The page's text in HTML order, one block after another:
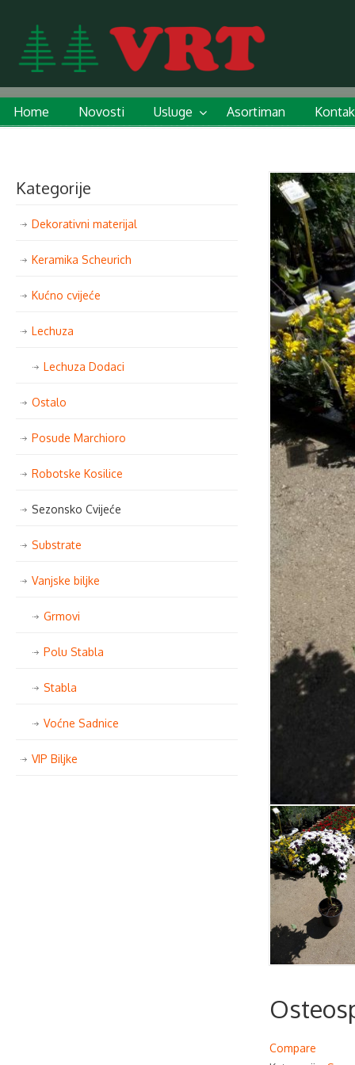
Home Novosti Usluge Asortiman
Compare
Kategorije
Dekorativni materijal
Keramika Scheurich
Kućno cvijeće
Lechuza
Lechuza Dodaci
Ostalo
Posude Marchioro
Robotske Kosilice
Sezonsko Cvijeće
Substrate
Vanjske biljke
Grmovi
Polu Stabla
Stabla
Voćne Sadnice
VIP Biljke